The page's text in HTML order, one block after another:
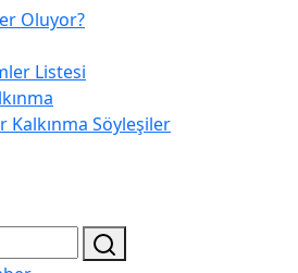
Oluyor?
Listesi
Söyleşiler